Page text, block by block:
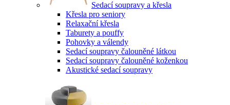
Sedací soupravy a křesla
Křesla pro seniory
Relaxační křesla
Taburety a pouffy
Pohovky a válendy
Sedací soupravy čalouněné látkou
Sedací soupravy čalouněné koženkou
Akustické sedací soupravy